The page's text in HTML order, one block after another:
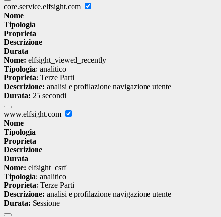
core.service.elfsight.com
Nome
Tipologia
Proprieta
Descrizione
Durata
Nome: elfsight_viewed_recently
Tipologia: analitico
Proprieta: Terze Parti
Descrizione: analisi e profilazione navigazione utente
Durata: 25 secondi
www.elfsight.com
Nome
Tipologia
Proprieta
Descrizione
Durata
Nome: elfsight_csrf
Tipologia: analitico
Proprieta: Terze Parti
Descrizione: analisi e profilazione navigazione utente
Durata: Sessione